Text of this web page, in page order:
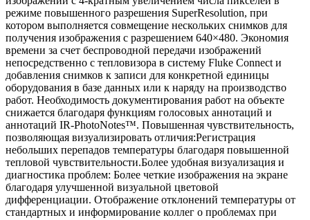
режиме повышенного разрешения SuperResolution, при
котором выполняется совмещение нескольких снимков для
получения изображения с разрешением 640×480. Экономия
времени за счет беспроводной передачи изображений
непосредственно с тепловизора в систему Fluke Connect и
добавления снимков к записи для конкретной единицы
оборудования в базе данных или к наряду на производство
работ. Необходимость документирования работ на объекте
снижается благодаря функциям голосовых аннотаций и
аннотаций IR-PhotoNotes™. Повышенная чувствительность,
позволяющая визуализировать отличия:Регистрация
небольших перепадов температуры благодаря повышенной
тепловой чувствительности.Более удобная визуализация и
диагностика проблем: Более четкие изображения на экране
благодаря улучшенной визуальной цветовой
дифференциации. Отображение отклонений температуры от
стандартных и информирование коллег о проблемах при